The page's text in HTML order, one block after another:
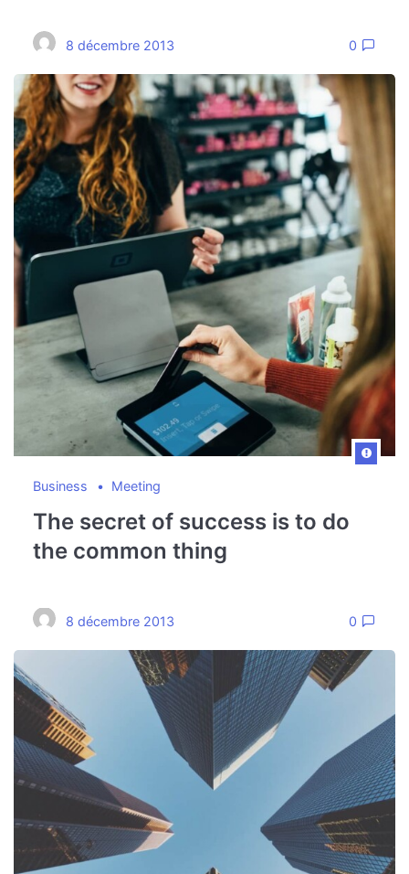
8 décembre 2013 0
Business Meeting
The secret of success is to do
the common thing
8 décembre 2013 0